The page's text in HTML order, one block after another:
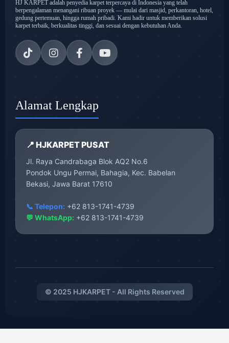
HJ KARPET adalah penyedia karpet terpercaya di Indonesia yang telah
berpengalaman menangani ribuan proyek — mulai dari masjid, perkantoran, hotel,
gedung pertemuan, hingga rumah pribadi. Kami hadir untuk memberikan solusi
karpet terbaik, berkualitas tinggi, dan sesuai dengan kebutuhan Anda.
Alamat Lengkap
📍 HJKARPET PUSAT
Jl. Raya Candrabaga Blok AQ2 No.6
Pondok Ungu Permai, Bahagia, Kec. Babelan
Bekasi, Jawa Barat 17610
📞 Telepon: +62 813-1741-4739
💬 WhatsApp: +62 813-1741-4739
© 2025 HJKARPET - All Rights Reserved